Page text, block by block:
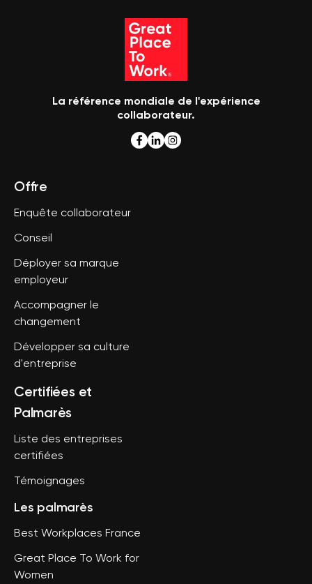
La référence mondiale de l'expérience
collaborateur.
Offre
Enquête collaborateur
Conseil
Déployer sa marque
employeur
Accompagner le
changement
Développer sa culture
d'entreprise
Certifiées et
Palmarès
Liste des entreprises
certifiées
Témoignages
Les palmarès
Best Workplaces France
Great Place To Work for
Women